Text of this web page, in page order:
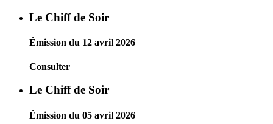
Le Chiff de Soir
Émission du 12 avril 2026
Consulter
Le Chiff de Soir
Émission du 05 avril 2026